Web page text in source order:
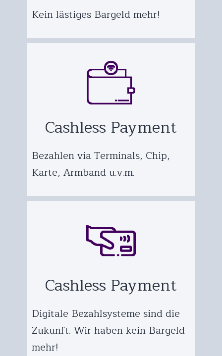
Kein lästiges Bargeld mehr!
Cashless Payment
Bezahlen via Terminals, Chip,
Karte, Armband u.v.m.
Cashless Payment
Digitale Bezahlsysteme sind die
Zukunft. Wir haben kein Bargeld
mehr!